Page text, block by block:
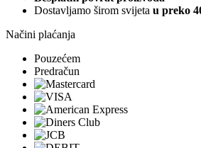
Dostavljamo širom svijeta u preko
Načini plaćanja
Pouzećem
Predračun